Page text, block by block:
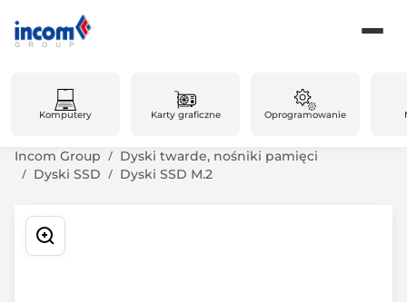
Komputery Karty graficzne Oprogramowanie
Incom Group
Dyski twarde, nośniki pamięci
Dyski SSD
Dyski SSD M.2